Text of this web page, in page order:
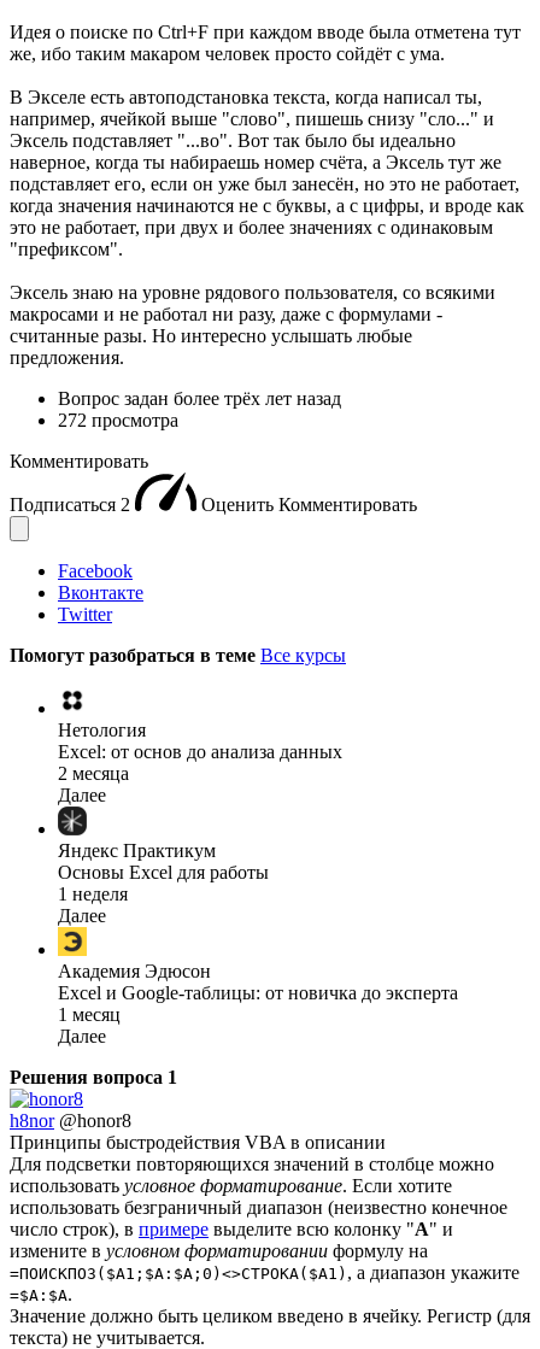
Идея о поиске по Ctrl+F при каждом вводе была отметена тут
же, ибо таким макаром человек просто сойдёт с ума.
В Экселе есть автоподстановка текста, когда написал ты,
например, ячейкой выше "слово", пишешь снизу "сло..." и
Эксель подставляет "...во". Вот так было бы идеально
наверное, когда ты набираешь номер счёта, а Эксель тут же
подставляет его, если он уже был занесён, но это не работает,
когда значения начинаются не с буквы, а с цифры, и вроде как
это не работает, при двух и более значениях с одинаковым
"префиксом".
Эксель знаю на уровне рядового пользователя, со всякими
макросами и не работал ни разу, даже с формулами -
считанные разы. Но интересно услышать любые
предложения.
Вопрос задан более трёх лет назад
272 просмотра
Комментировать
Подписаться 2 Оценить Комментировать
Facebook
Вконтакте
Twitter
Помогут разобраться в теме Все курсы
Нетология
Excel: от основ до анализа данных
2 месяца
Далее
Яндекс Практикум
Основы Excel для работы
1 неделя
Далее
Академия Эдюсон
Excel и Google-таблицы: от новичка до эксперта
1 месяц
Далее
Решения вопроса 1
h8nor @honor8
Принципы быстродействия VBA в описании
Для подсветки повторяющихся значений в столбце можно
использовать условное форматирование. Если хотите
использовать безграничный диапазон (неизвестно конечное
число строк), в примере выделите всю колонку "A" и
измените в условном форматировании формулу на
=ПОИСКПОЗ($A1;$A:$A;0)<>СТРОКА($A1) , а диапазон укажите
=$A:$A.
Значение должно быть целиком введено в ячейку. Регистр (для
текста) не учитывается.